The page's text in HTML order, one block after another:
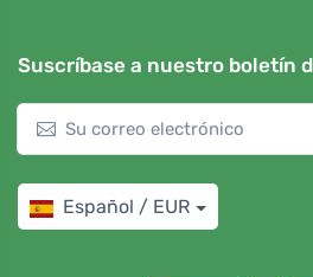
Suscríbase a nuestro boletín
Español / EUR